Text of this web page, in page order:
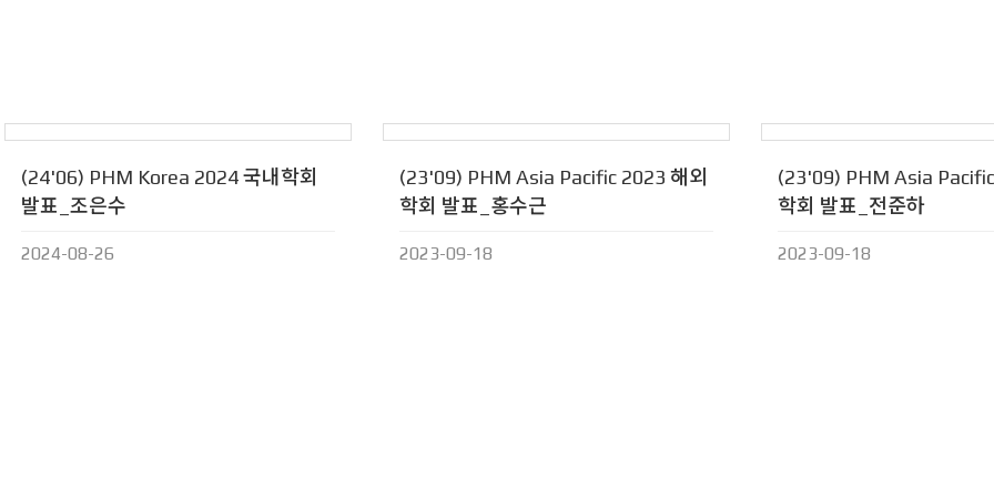
(24'06) PHM Korea 2024 국내학회
발표_조은수
2024-08-26
(23'09) PHM Asia Pacific 2023 해외
학회 발표_홍수근
2023-09-18
(23'09) PHM Asia
학회 발표_전준하
2023-09-18